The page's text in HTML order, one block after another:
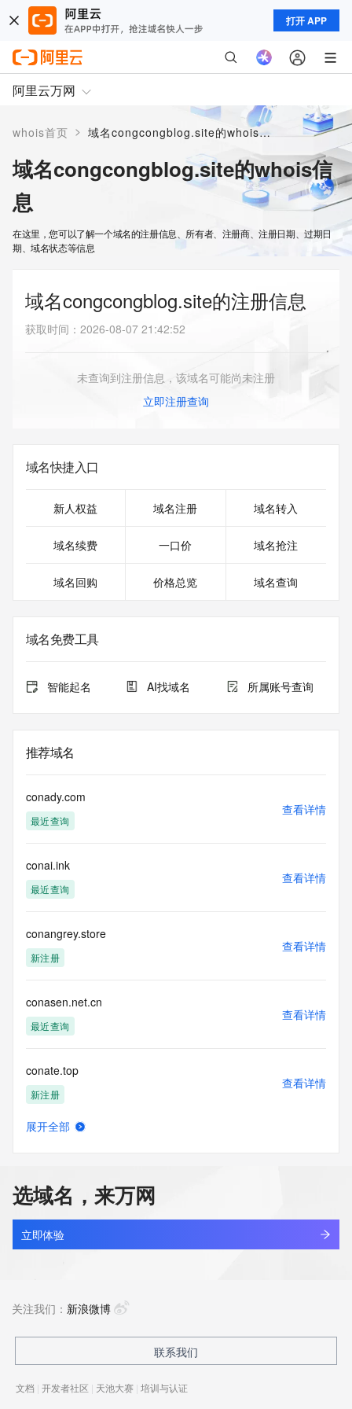
打开 APP
阿里云万网
whois首页 > 域名congcongblog.site的whois信息
域名congcongblog.site的whois信
息
在这里，您可以了解一个域名的注册信息、所有者、注册商、注册日期、过期日
期、域名状态等信息
域名congcongblog.site的注册信息
获取时间 ： 2026-08-07 21:42:52
未查询到注册信息，该域名可能尚未注册
立即注册查询
域名快捷入口
新人权益 域名注册 域名转入
域名续费 一口价 域名抢注
域名回购 价格总览 域名查询
域名免费工具
智能起名 AI找域名 所属账号查询
推荐域名
conady.com
最近查询
查看详情
conai.ink
最近查询
查看详情
conangrey.store
新注册
查看详情
conasen.net.cn
最近查询
查看详情
conate.top
新注册
查看详情
conba.com
最近查询
查看详情
新注册
展开全部
选域名，来万网
立即体验
关注我们： 新浪微博
联系我们
文档 | 开发者社区 | 天池大赛 | 培训与认证